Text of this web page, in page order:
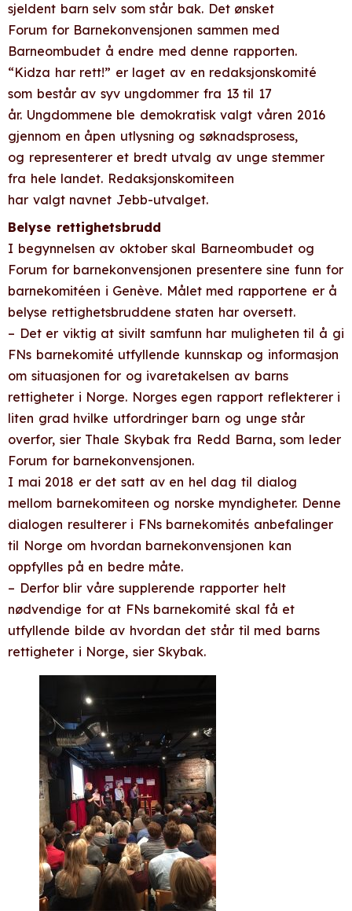
sjeldent barn selv som står bak. Det ønsket
Forum for Barnekonvensjonen sammen med
Barneombudet å endre med denne rapporten.
“Kidza har rett!” er laget av en redaksjonskomité
som består av syv ungdommer fra 13 til 17
år. Ungdommene ble demokratisk valgt våren 2016
gjennom en åpen utlysning og søknadsprosess,
og representerer et bredt utvalg av unge stemmer
fra hele landet. Redaksjonskomiteen
har valgt navnet Jebb-utvalget.
Belyse rettighetsbrudd
I begynnelsen av oktober skal Barneombudet og
Forum for barnekonvensjonen presentere sine funn for
barnekomitéen i Genève. Målet med rapportene er å
belyse rettighetsbruddene staten har oversett.
– Det er viktig at sivilt samfunn har muligheten til å gi
FNs barnekomité utfyllende kunnskap og informasjon
om situasjonen for og ivaretakelsen av barns
rettigheter i Norge. Norges egen rapport reflekterer i
liten grad hvilke utfordringer barn og unge står
overfor, sier Thale Skybak fra Redd Barna, som leder
Forum for barnekonvensjonen.
I mai 2018 er det satt av en hel dag til dialog
mellom barnekomiteen og norske myndigheter. Denne
dialogen resulterer i FNs barnekomités anbefalinger
til Norge om hvordan barnekonvensjonen kan
oppfylles på en bedre måte.
– Derfor blir våre supplerende rapporter helt
nødvendige for at FNs barnekomité skal få et
utfyllende bilde av hvordan det står til med barns
rettigheter i Norge, sier Skybak.